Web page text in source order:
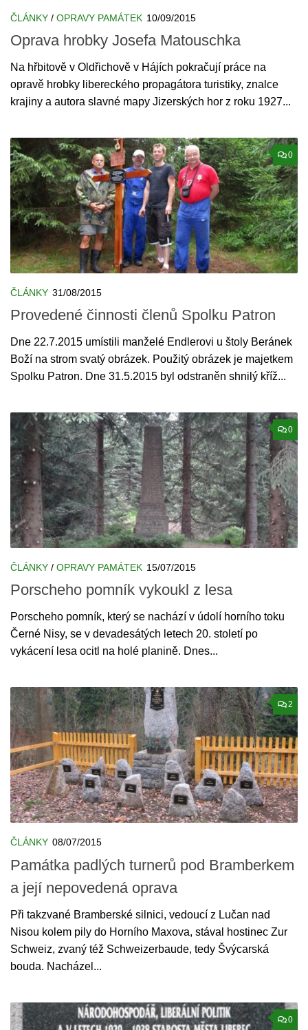
ČLÁNKY / OPRAVY PAMÁTEK 10/09/2015
Oprava hrobky Josefa Matouschka
Na hřbitově v Oldřichově v Hájích pokračují práce na
opravě hrobky libereckého propagátora turistiky, znalce
krajiny a autora slavné mapy Jizerských hor z roku 1927...
0
ČLÁNKY 31/08/2015
Provedené činnosti členů Spolku Patron
Dne 22.7.2015 umístili manželé Endlerovi u štoly Beránek
Boží na strom svatý obrázek. Použitý obrázek je majetkem
Spolku Patron. Dne 31.5.2015 byl odstraněn shnilý kříž...
0
ČLÁNKY / OPRAVY PAMÁTEK 15/07/2015
Porscheho pomník vykoukl z lesa
Porscheho pomník, který se nachází v údolí horního toku
Černé Nisy, se v devadesátých letech 20. století po
vykácení lesa ocitl na holé planině. Dnes...
2
ČLÁNKY 08/07/2015
Památka padlých turnerů pod Bramberkem
a její nepovedená oprava
Při takzvané Bramberské silnici, vedoucí z Lučan nad
Nisou kolem pily do Horního Maxova, stával hostinec Zur
Schweiz, zvaný též Schweizerbaude, tedy Švýcarská
bouda. Nacházel...
0